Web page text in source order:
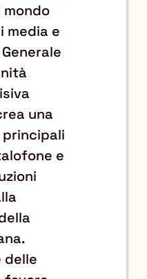
media e
una
e
delle